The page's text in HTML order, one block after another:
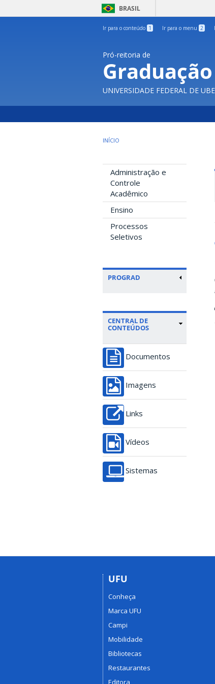
BRASIL
Ir para o conteúdo 1 Ir para o menu 2
Pró-reitoria de
Graduação
UNIVERSIDADE FEDERAL DE
INÍCIO
Administração e
Controle
Acadêmico
Ensino
Processos
Seletivos
PROGRAD
CENTRAL DE
CONTEÚDOS
Documentos
Imagens
Links
Vídeos
Sistemas
UFU
Conheça
Marca UFU
Campi
Mobilidade
Bibliotecas
Restaurantes
Editora